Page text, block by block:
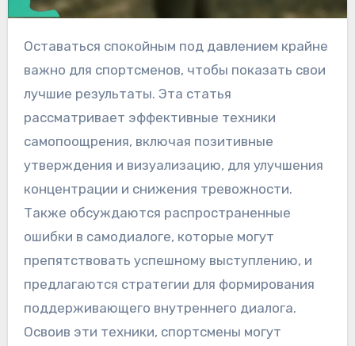
Оставаться спокойным под давлением крайне
важно для спортсменов, чтобы показать свои
лучшие результаты. Эта статья
рассматривает эффективные техники
самопоощрения, включая позитивные
утверждения и визуализацию, для улучшения
концентрации и снижения тревожности.
Также обсуждаются распространенные
ошибки в самодиалоге, которые могут
препятствовать успешному выступлению, и
предлагаются стратегии для формирования
поддерживающего внутреннего диалога.
Освоив эти техники, спортсмены могут